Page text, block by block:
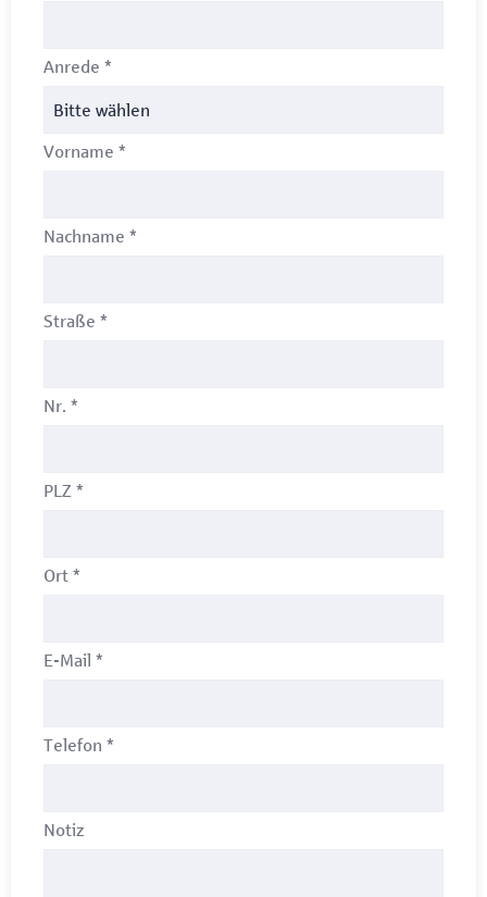
Anrede *
Vorname *
Nachname *
Straße *
Nr. *
PLZ *
Ort *
E-Mail *
Telefon *
Notiz